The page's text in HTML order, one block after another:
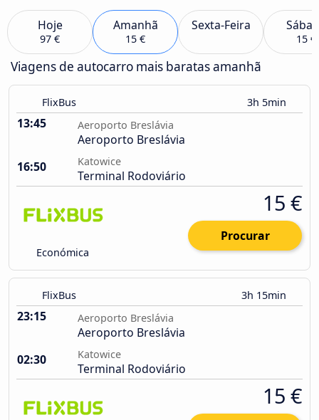
Hoje
97 €
Amanhã
15 €
Sexta-Feira
15 €
Viagens de autocarro mais baratas amanhã
FlixBus 3h 5min
13:45 Aeroporto Breslávia
Aeroporto Breslávia
16:50
Katowice
Terminal Rodoviário
Económica
15 €
Procurar
FlixBus 3h 15min
23:15 Aeroporto Breslávia
Aeroporto Breslávia
02:30
Katowice
Terminal Rodoviário
15 €